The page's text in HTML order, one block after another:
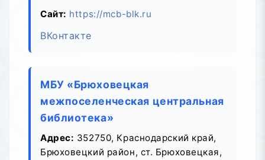
Сайт: https://mcb-blk.ru
ВКонтакте
МБУ «Брюховецкая
межпоселенческая центральная
библиотека»
Адрес: 352750, Краснодарский край,
Брюховецкий район, ст. Брюховецкая,